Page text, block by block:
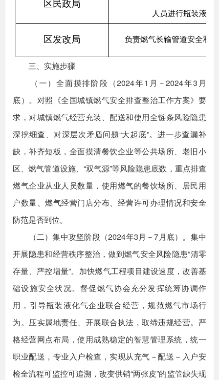
区民政局
人员进行瓶装液化
区发改局 负责燃气长输管道安全和
三、实施步骤
（一）全面摸排阶段（2024年1月－2024年3月
底）。对照《全国城镇燃气安全排查整治工作方案》要
求，对城镇燃气经营充装、配送和使用全链条风险隐患
深挖细查、对深层次矛盾问题“大起底”。进一步查漏补
缺，补齐短板，全面摸清餐饮企业等公共场所、老旧小
区、燃气管道设施、“双气源”等风险隐患底数，重点排查
燃气企业从业人员数量，使用燃气的餐饮场所、居民用
户数量、燃气经营门店分布、经营许可办理情况和安全
防范是否到位。
（二）集中攻坚阶段（2024年3月－7月底）。集中
开展隐患和经营秩序整治，做到燃气安全风险隐患“清零
存量、严控增量”。加快燃气工程项目建设速度，改善基
础设施安全状况。督促燃气协会充分发挥统筹协调作
用，引导瓶装液化气企业联合经营，规范燃气市场行
为。压实属地责任、开展联合执法，取缔违规经营。严
格经营网点布局，使用成熟稳定的智慧管理系统，统一
职业配送，专业入户检查，实现从充气－配送－入户安
检全流程可监控可追溯，改变供销“两张皮”的监管缺失现